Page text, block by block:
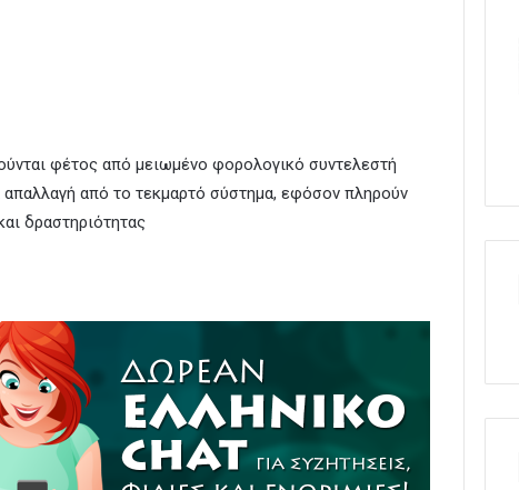
φέτος από μειωμένο φορολογικό συντελεστή
από το τεκμαρτό σύστημα, εφόσον πληρούν
δραστηριότητας